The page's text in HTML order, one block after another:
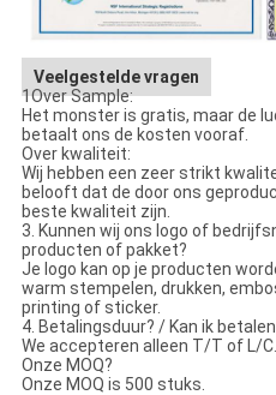
Veelgestelde vragen
1Over Sample:
Het monster is gratis, maar de
betaalt ons de kosten vooraf.
Over kwaliteit:
Wij hebben een zeer strikt
belooft dat de door ons
beste kwaliteit zijn.
3. Kunnen wij ons logo of
producten of pakket?
Je logo kan op je producten
warm stempelen, drukken,
printing of sticker.
4. Betalingsduur? / Kan ik
We accepteren alleen T/T of L/C.
Onze MOQ?
Onze MOQ is 500 stuks.